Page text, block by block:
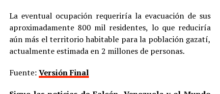
La eventual ocupación requeriría la evacuación de sus
aproximadamente 800 mil residentes, lo que reduciría
aún más el territorio habitable para la población gazatí,
actualmente estimada en 2 millones de personas.
Fuente: Versión Final